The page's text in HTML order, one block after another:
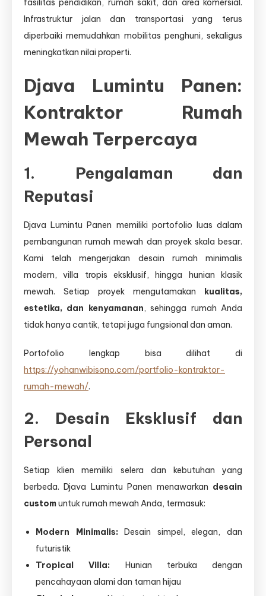
fasilitas pendidikan, rumah sakit, dan area komersial.
Infrastruktur jalan dan transportasi yang terus
diperbaiki memudahkan mobilitas penghuni, sekaligus
meningkatkan nilai properti.
Djava Lumintu Panen:
Kontraktor Rumah
Mewah Terpercaya
1. Pengalaman dan
Reputasi
Djava Lumintu Panen memiliki portofolio luas dalam
pembangunan rumah mewah dan proyek skala besar.
Kami telah mengerjakan desain rumah minimalis
modern, villa tropis eksklusif, hingga hunian klasik
mewah. Setiap proyek mengutamakan kualitas,
estetika, dan kenyamanan, sehingga rumah Anda
tidak hanya cantik, tetapi juga fungsional dan aman.
Portofolio lengkap bisa dilihat di
https://yohanwibisono.com/portfolio-kontraktor-
rumah-mewah/.
2. Desain Eksklusif dan
Personal
Setiap klien memiliki selera dan kebutuhan yang
berbeda. Djava Lumintu Panen menawarkan desain
customuntuk rumah mewah Anda, termasuk:
Modern Minimalis: Desain simpel, elegan, dan
futuristik
Tropical Villa: Hunian terbuka dengan
pencahayaan alami dan taman hijau